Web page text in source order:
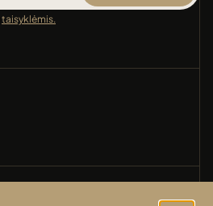
taisyklėmis.